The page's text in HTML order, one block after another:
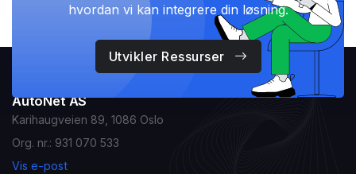
hvordan vi kan integrere din løsning.
Utvikler Ressurser
AutoNet AS
Karihaugveien 89, 1086 Oslo
Org. nr.: 931 070 533
Vis e-post